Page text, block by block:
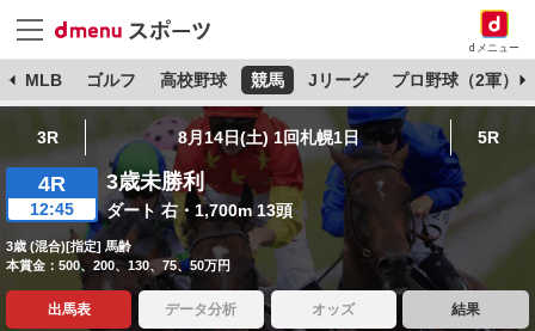
dメニュー
MLB ゴルフ 高校野球 競馬 Jリーグ プロ野球（2軍）
3R 8月14日(土) 1回札幌1日 5R
4R
12:45
3歳未勝利
ダート 右・1,700m 13頭
3歳 (混合)[指定] 馬齢
本賞金：500、200、130、75、50万円
出馬表 データ分析 オッズ 結果